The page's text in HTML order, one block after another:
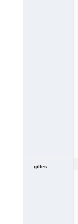
gilles